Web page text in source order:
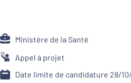
Ministère de la Santé
Appel à projet
Date limite de candidature 28/